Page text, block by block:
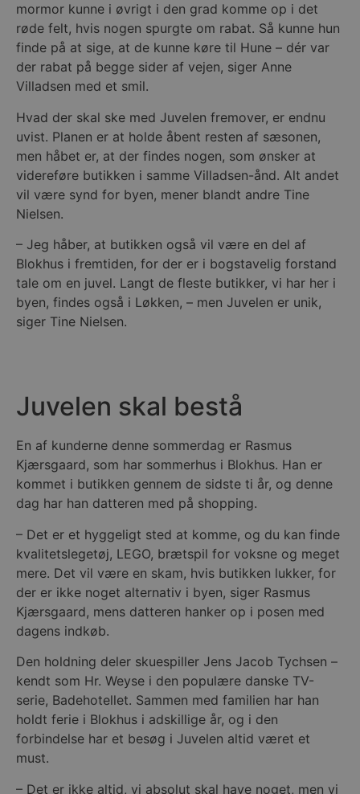
mormor kunne i øvrigt i den grad komme op i det
røde felt, hvis nogen spurgte om rabat. Så kunne hun
finde på at sige, at de kunne køre til Hune – dér var
der rabat på begge sider af vejen, siger Anne
Villadsen med et smil.
Hvad der skal ske med Juvelen fremover, er endnu
uvist. Planen er at holde åbent resten af sæsonen,
men håbet er, at der findes nogen, som ønsker at
videreføre butikken i samme Villadsen-ånd. Alt andet
vil være synd for byen, mener blandt andre Tine
Nielsen.
– Jeg håber, at butikken også vil være en del af
Blokhus i fremtiden, for der er i bogstavelig forstand
tale om en juvel. Langt de fleste butikker, vi har her i
byen, findes også i Løkken, – men Juvelen er unik,
siger Tine Nielsen.
Juvelen skal bestå
En af kunderne denne sommerdag er Rasmus
Kjærsgaard, som har sommerhus i Blokhus. Han er
kommet i butikken gennem de sidste ti år, og denne
dag har han datteren med på shopping.
– Det er et hyggeligt sted at komme, og du kan finde
kvalitetslegetøj, LEGO, brætspil for voksne og meget
mere. Det vil være en skam, hvis butikken lukker, for
der er ikke noget alternativ i byen, siger Rasmus
Kjærsgaard, mens datteren hanker op i posen med
dagens indkøb.
Den holdning deler skuespiller Jens Jacob Tychsen –
kendt som Hr. Weyse i den populære danske TV-
serie, Badehotellet. Sammen med familien har han
holdt ferie i Blokhus i adskillige år, og i den
forbindelse har et besøg i Juvelen altid været et
must.
– Det er ikke altid, vi absolut skal have noget, men vi